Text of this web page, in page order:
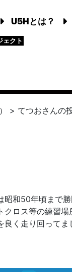
U5Hとは？
ェクト
> てつおさんの
和50年頃まで
ロス等の練習
く走り回ってま